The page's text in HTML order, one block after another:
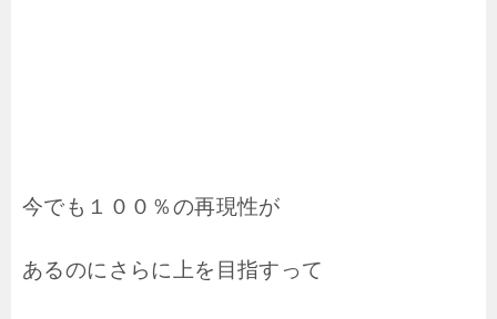
今でも１００％の再現性が
あるのにさらに上を目指すって